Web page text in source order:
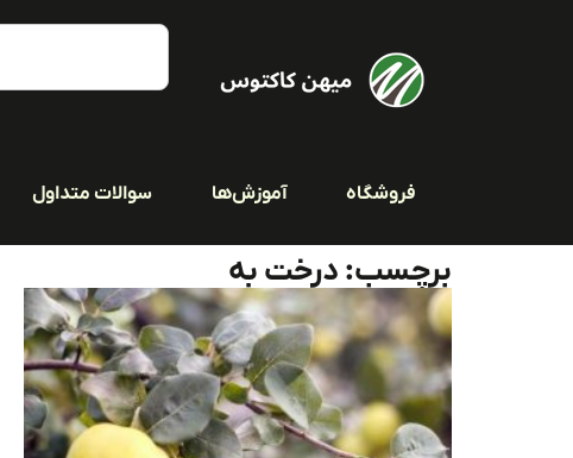
فروشگاه آموزش‌ها سوالات متداول
برچسب: درخت به